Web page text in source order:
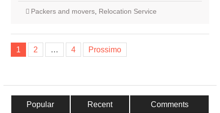
Packers and movers, Relocation Service
Navigazione
articoli
1 2 … 4 Prossimo
Popular Recent Comments